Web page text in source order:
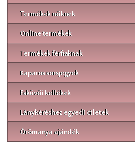
Termékek nőknek
Online termékek
Termékek férfiaknak
Kaparós sorsjegyek
Esküvői kellékek
Lánykéréshez egyedi ötletek
Örömanya ajándék